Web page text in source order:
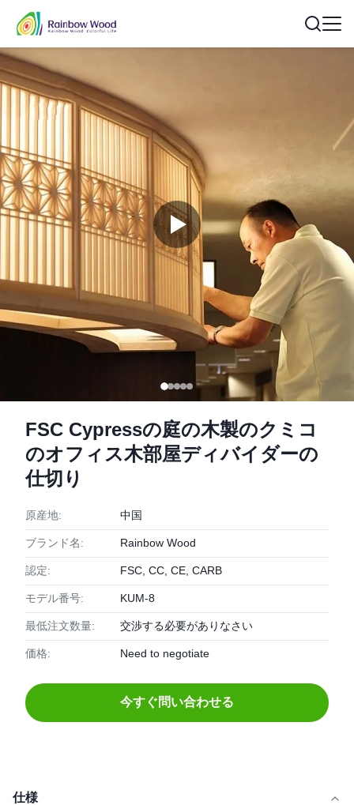
FSC Cypressの庭の木製のクミコ
のオフィス木部屋ディバイダーの
仕切り
原産地: 中国
ブランド名: Rainbow Wood
認定: FSC, CC, CE, CARB
モデル番号: KUM-8
最低注文数量: 交渉する必要がありなさい
価格: Need to negotiate
今すぐ問い合わせる
仕様